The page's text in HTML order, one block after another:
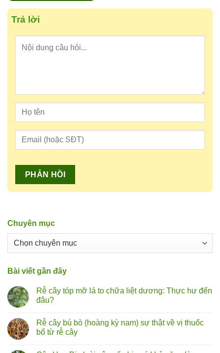
Trả lời
Chuyên mục
Chuyên
Bài viết gần đây
Rễ cây tóp mỡ lá to chữa liệt dương: Thực hư đến
đâu?
bình
luận
ở
Rễ cây bú bò (hoàng kỳ nam) sự thật về vị thuốc
bổ từ rễ cây